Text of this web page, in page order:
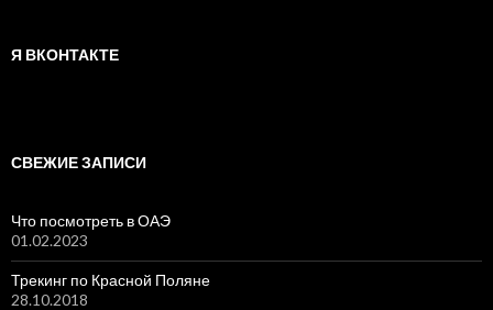
Я ВКОНТАКТЕ
СВЕЖИЕ ЗАПИСИ
Что посмотреть в ОАЭ
01.02.2023
Трекинг по Красной Поляне
28.10.2018